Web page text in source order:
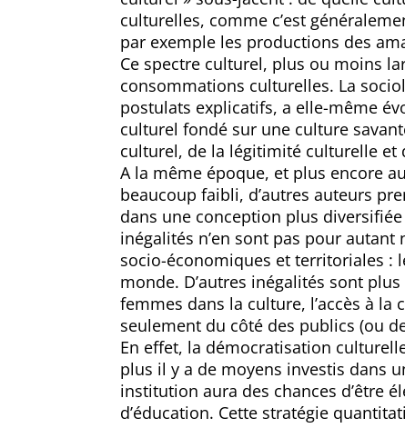
culturelles, comme c’est
par exemple les productions des
Ce spectre culturel, plus ou moins
consommations culturelles. La
postulats explicatifs, a elle-même
culturel fondé sur une culture
culturel, de la légitimité culturelle
A la même époque, et plus encore
beaucoup faibli, d’autres auteurs
dans une conception plus
inégalités n’en sont pas pour
socio-économiques et territoriales :
monde. D’autres inégalités sont
femmes dans la culture, l’accès à
seulement du côté des publics (ou
En effet, la démocratisation
plus il y a de moyens investis dans
institution aura des chances d’être
d’éducation. Cette stratégie